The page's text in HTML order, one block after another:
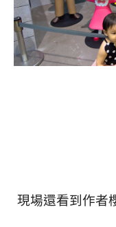
現場還看到作者